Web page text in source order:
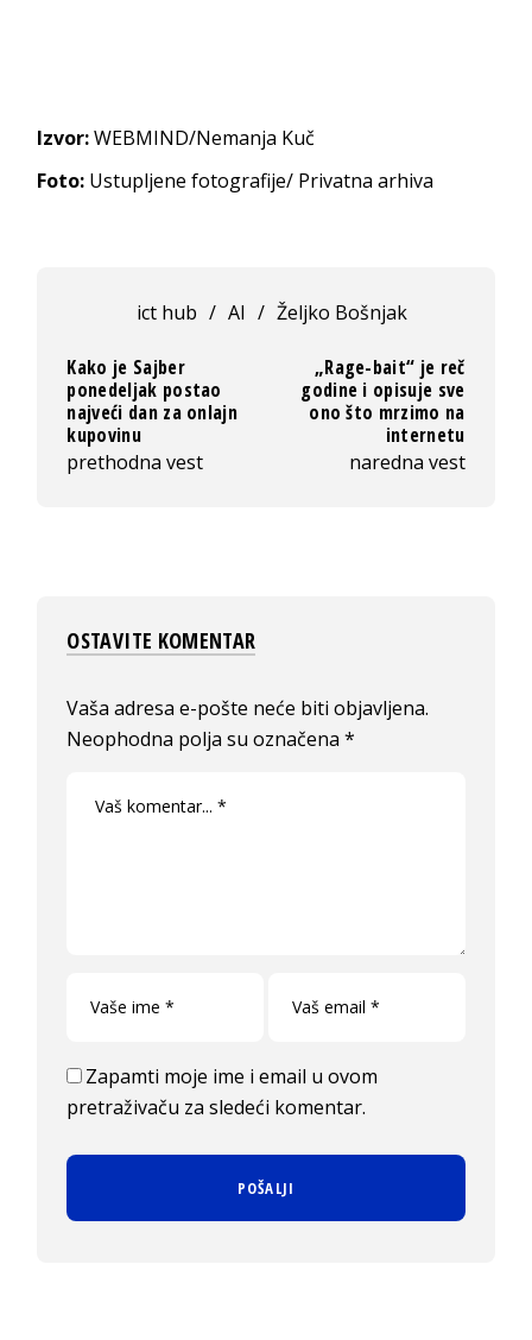
Izvor:WEBMIND/Nemanja Kuč
Foto: Ustupljene fotografije/ Privatna arhiva
ict hub / AI / Željko Bošnjak
Kako je Sajber
ponedeljak postao
najveći dan za onlajn
kupovinu
prethodna vest
„Rage-bait“ je reč
godine i opisuje sve
ono što mrzimo na
internetu
naredna vest
OSTAVITE KOMENTAR
Vaša adresa e-pošte neće biti objavljena.
Neophodna polja su označena*
Zapamti moje ime i email u ovom
pretraživaču za sledeći komentar.